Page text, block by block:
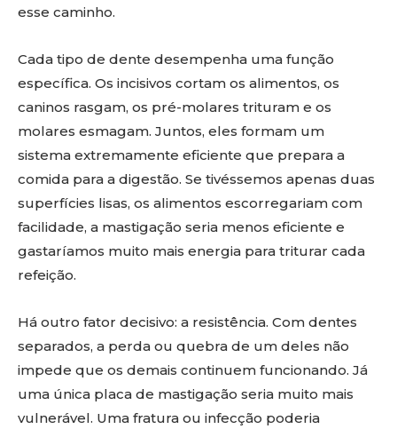
esse caminho.
Cada tipo de dente desempenha uma função
específica. Os incisivos cortam os alimentos, os
caninos rasgam, os pré-molares trituram e os
molares esmagam. Juntos, eles formam um
sistema extremamente eficiente que prepara a
comida para a digestão. Se tivéssemos apenas duas
superfícies lisas, os alimentos escorregariam com
facilidade, a mastigação seria menos eficiente e
gastaríamos muito mais energia para triturar cada
refeição.
Há outro fator decisivo: a resistência. Com dentes
separados, a perda ou quebra de um deles não
impede que os demais continuem funcionando. Já
uma única placa de mastigação seria muito mais
vulnerável. Uma fratura ou infecção poderia